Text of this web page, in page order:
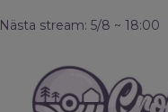
Nästa stream: 5/8 ~ 18:00